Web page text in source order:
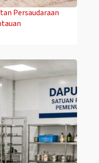
Persaudaraan